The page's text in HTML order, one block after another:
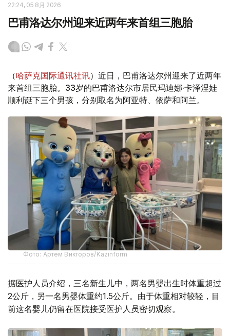
22:24, 05 8月 2026
巴甫洛达尔州迎来近两年来首组三胞胎
（哈萨克国际通讯社讯）近日，巴甫洛达尔州迎来了近两年
来首组三胞胎。33岁的巴甫洛达尔市居民玛迪娜·卡泽涅娃
顺利诞下三个男孩，分别取名为阿亚特、依萨和阿兰。
Фото: Артем Викторов/Kazinform
据医护人员介绍，三名新生儿中，两名男婴出生时体重超过
2公斤，另一名男婴体重约1.5公斤。由于体重相对较轻，目
前这名婴儿仍留在医院接受医护人员密切观察。